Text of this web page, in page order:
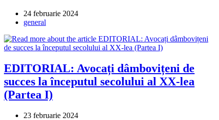
Post
published:
24 februarie 2024
Post
general
EDITORIAL: Avocați dâmbovițeni de
succes la începutul secolului al XX-lea
(Partea I)
Post
23 februarie 2024